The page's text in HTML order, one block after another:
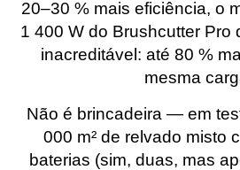
20–30 % mais eficiência, o
1 400 W do Brushcutter Pro
inacreditável: até 80 %
mesma
Não é brincadeira — em
000 m² de relvado misto
baterias (sim, duas, mas